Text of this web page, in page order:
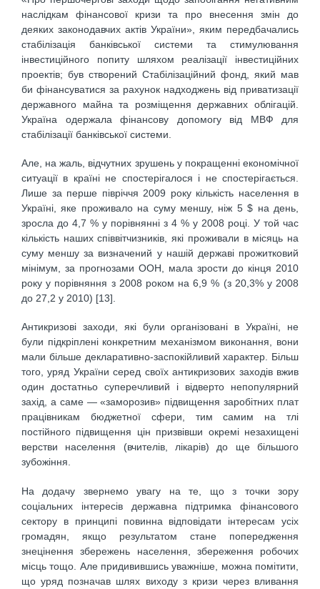
наслідкам фінансової кризи та про внесення змін до
деяких законодавчих актів України», яким передбачались
стабілізація банківської системи та стимулювання
інвестиційного попиту шляхом реалізації інвестиційних
проектів; був створений Стабілізаційний фонд, який мав
би фінансуватися за рахунок надходжень від приватизації
державного майна та розміщення державних облігацій.
Україна одержала фінансову допомогу від МВФ для
стабілізації банківської системи.
Але, на жаль, відчутних зрушень у покращенні економічної
ситуації в країні не спостерігалося і не спостерігається.
Лише за перше півріччя 2009 року кількість населення в
Україні, яке проживало на суму меншу, ніж 5 $ на день,
зросла до 4,7 % у порівнянні з 4 % у 2008 році. У той час
кількість наших співвітчизників, які проживали в місяць на
суму меншу за визначений у нашій державі прожитковий
мінімум, за прогнозами ООН, мала зрости до кінця 2010
року у порівняння з 2008 роком на 6,9 % (з 20,3% у 2008
до 27,2 у 2010) [13].
Антикризові заходи, які були організовані в Україні, не
були підкріплені конкретним механізмом виконання, вони
мали більше декларативно-заспокійливий характер. Більш
того, уряд України серед своїх антикризових заходів вжив
один достатньо суперечливий і відверто непопулярний
захід, а саме — «заморозив» підвищення заробітних плат
працівникам бюджетної сфери, тим самим на тлі
постійного підвищення цін призвівши окремі незахищені
верстви населення (вчителів, лікарів) до ще більшого
зубожіння.
На додачу звернемо увагу на те, що з точки зору
соціальних інтересів державна підтримка фінансового
сектору в принципі повинна відповідати інтересам усіх
громадян, якщо результатом стане попередження
знецінення збережень населення, збереження робочих
місць тощо. Але придивившись уважніше, можна помітити,
що уряд позначав шлях виходу з кризи через вливання